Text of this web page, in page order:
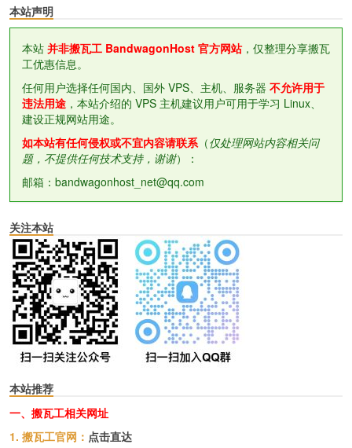
本站声明
本站 并非搬瓦工 BandwagonHost 官方网站，仅整理分享搬瓦
工优惠信息。
任何用户选择任何国内、国外 VPS、主机、服务器 不允许用于
违法用途 ，本站介绍的 VPS 主机建议用户可用于学习 Linux、
建设正规网站用途。
如本站有任何侵权或不宜内容请联系（仅处理网站内容相关问
题，不提供任何技术支持，谢谢）：
邮箱：bandwagonhost_net@qq.com
关注本站
本站推荐
一、搬瓦工相关网址
1. 搬瓦工官网： 点击直达